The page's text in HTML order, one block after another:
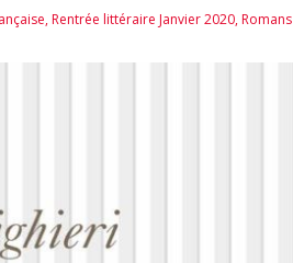
,Rentrée littéraire Janvier 2020,Romans